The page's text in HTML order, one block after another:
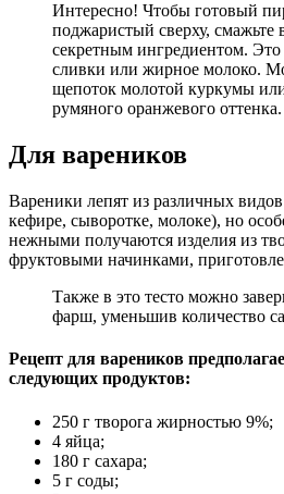
Интересно! Чтобы готовый
поджаристый сверху, смажьте
секретным ингредиентом.
сливки или жирное молоко.
щепоток молотой куркумы
румяного оранжевого оттенка.
Для вареников
Вареники лепят из различных видов
кефире, сыворотке, молоке), но
нежными получаются изделия из
фруктовыми начинками,
Также в это тесто можно
фарш, уменьшив количество
Рецепт для вареников
следующих продуктов:
250 г творога жирностью 9%;
4 яйца;
180 г сахара;
5 г соды;